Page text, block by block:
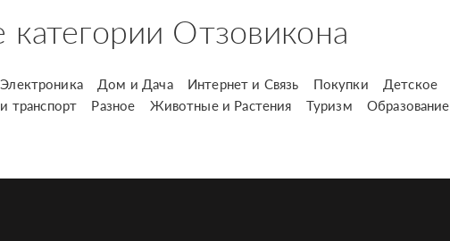
Отзовикона
Электроника Дом и Дача Интернет и Связь Покупки Детское
транспорт Разное Животные и Растения Туризм Образование